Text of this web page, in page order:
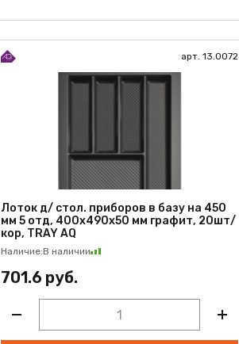
арт. 13.0072
Лоток д/ стол. приборов в базу на 450
мм 5 отд, 400x490x50 мм графит, 20шт/
кор, TRAY AQ
Наличие:В наличии
701.6 руб.